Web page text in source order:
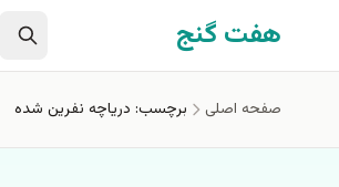
رفتن به محتوای اصلی
هفت گنج
صفحه اصلی برچسب: درياچه نفرين شده